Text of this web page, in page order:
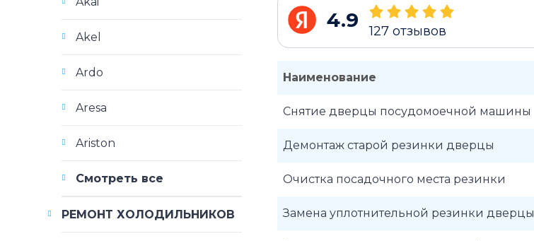
4.9 127 отзывов
Наименование
Снятие дверцы посудомоечной машины
Демонтаж старой резинки дверцы
Очистка посадочного места резинки
Замена уплотнительной резинки дверцы
Akel
Ardo
Aresa
Ariston
Смотреть все
РЕМОНТ ХОЛОДИЛЬНИКОВ